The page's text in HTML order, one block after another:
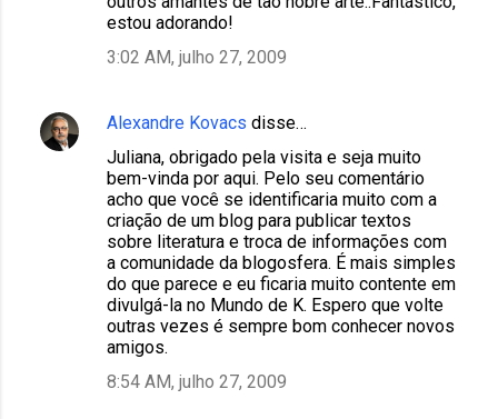
estou adorando!
3:02 AM, julho 27, 2009
Alexandre Kovacs disse…
Juliana, obrigado pela visita e seja muito
bem-vinda por aqui. Pelo seu comentário
acho que você se identificaria muito com a
criação de um blog para publicar textos
sobre literatura e troca de informações com
a comunidade da blogosfera. É mais simples
do que parece e eu ficaria muito contente em
divulgá-la no Mundo de K. Espero que volte
outras vezes é sempre bom conhecer novos
amigos.
8:54 AM, julho 27, 2009